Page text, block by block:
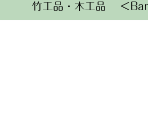
竹工品・木工品 ＜